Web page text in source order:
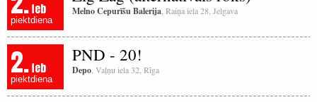
feb
piektdiena
Melno Cepurīšu Balerija , Raiņa iela 28, Jelgava
2.feb
piektdiena
PND - 20!
Depo , Vaļņu iela 32, Rīga